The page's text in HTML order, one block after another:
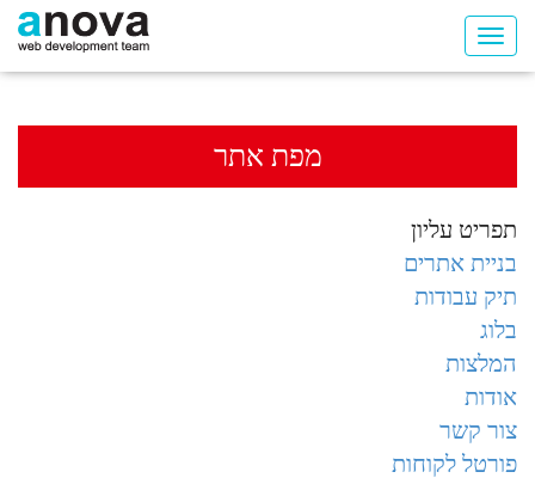
מפת אתר
תפריט עליון
בניית אתרים
תיק עבודות
בלוג
המלצות
אודות
צור קשר
פורטל לקוחות